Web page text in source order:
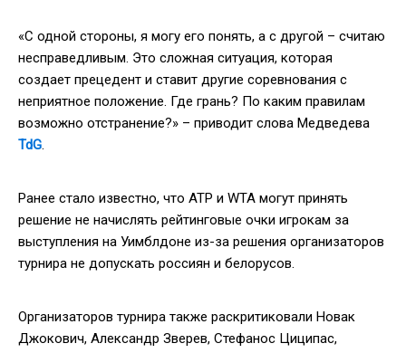
«С одной стороны, я могу его понять, а с другой – считаю
несправедливым. Это сложная ситуация, которая
создает прецедент и ставит другие соревнования с
неприятное положение. Где грань? По каким правилам
возможно отстранение?» – приводит слова Медведева
TdG.
Ранее стало известно, что ATP и WTA могут принять
решение не начислять рейтинговые очки игрокам за
выступления на Уимблдоне из-за решения организаторов
турнира не допускать россиян и белорусов.
Организаторов турнира также раскритиковали Новак
Джокович, Александр Зверев, Стефанос Циципас,